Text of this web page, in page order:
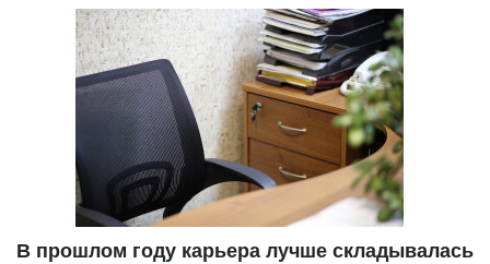
В прошлом году карьера лучше складывалась